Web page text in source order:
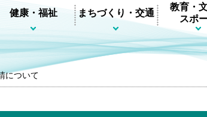
健康・福祉 まちづくり・交通
教育・
スポ
について